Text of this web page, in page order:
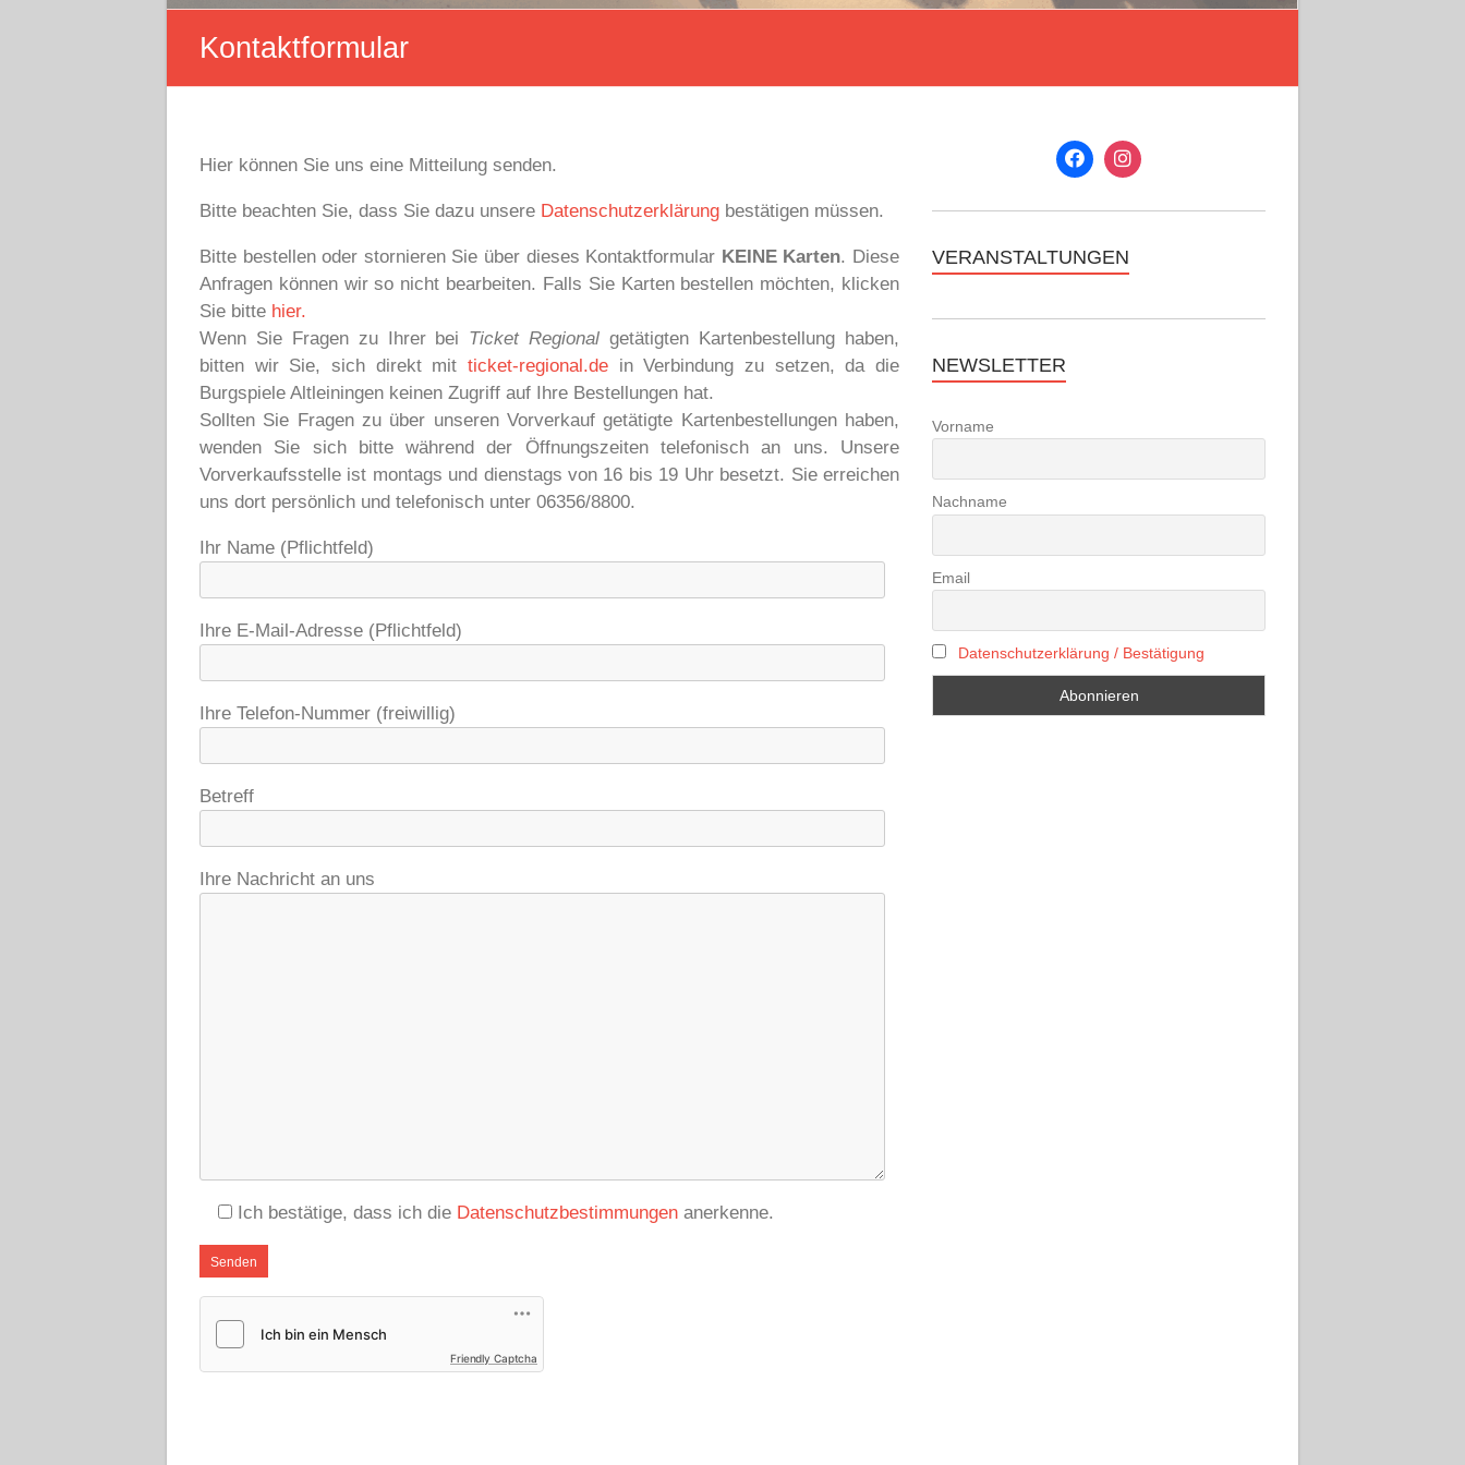
Kontaktformular
Hier können Sie uns eine Mitteilung senden.
Bitte beachten Sie, dass Sie dazu unsere Datenschutzerklärung bestätigen müssen.
Bitte bestellen oder stornieren Sie über dieses Kontaktformular KEINE Karten. Diese
Anfragen können wir so nicht bearbeiten. Falls Sie Karten bestellen möchten, klicken
Sie bitte hier.
Wenn Sie Fragen zu Ihrer bei Ticket Regional getätigten Kartenbestellung haben,
bitten wir Sie, sich direkt mit ticket-regional.dein Verbindung zu setzen, da die
Burgspiele Altleiningen keinen Zugriff auf Ihre Bestellungen hat.
Sollten Sie Fragen zu über unseren Vorverkauf getätigte Kartenbestellungen haben,
wenden Sie sich bitte während der Öffnungszeiten telefonisch an uns. Unsere
Vorverkaufsstelle ist montags und dienstags von 16 bis 19 Uhr besetzt. Sie erreichen
uns dort persönlich und telefonisch unter 06356/8800.
Ihr Name (Pflichtfeld)
Ihre E-Mail-Adresse (Pflichtfeld)
Ihre Telefon-Nummer (freiwillig)
Betreff
Ihre Nachricht an uns
Ich bestätige, dass ich die Datenschutzbestimmungen anerkenne.
Friendly Captcha
VERANSTALTUNGEN
NEWSLETTER
Vorname
Nachname
Email
Datenschutzerklärung / Bestätigung